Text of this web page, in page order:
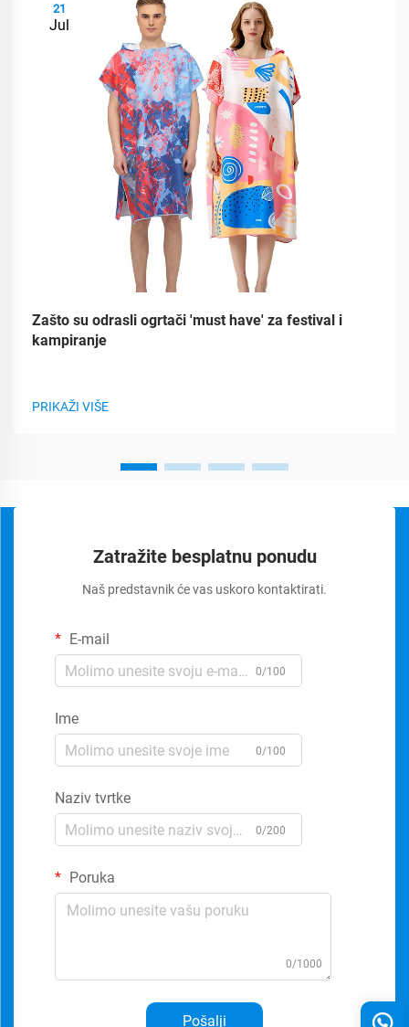
21
Jul
Zašto su odrasli ogrtači 'must have' za festival i
kampiranje
PRIKAŽI VIŠE
Zatražite besplatnu ponudu
Naš predstavnik će vas uskoro kontaktirati.
E-mail
0/100
Ime
0/100
Naziv tvrtke
0/200
Poruka
0/1000
Pošalji